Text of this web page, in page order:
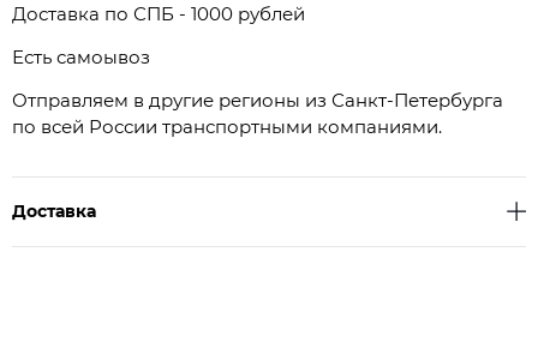
Доставка по СПБ - 1000 рублей
Есть самоывоз
Отправляем в другие регионы из Санкт-Петербурга
по всей России транспортными компаниями.
Доставка